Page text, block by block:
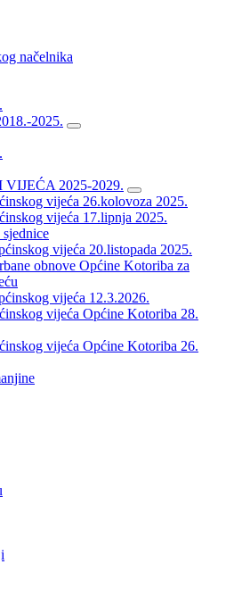
načelnika
2025.
2025-2029.
vijeća 26.kolovoza 2025.
vijeća 17.lipnja 2025.
vijeća 20.listopada 2025.
obnove Općine Kotoriba za
vijeća 12.3.2026.
vijeća Općine Kotoriba 28.
vijeća Općine Kotoriba 26.